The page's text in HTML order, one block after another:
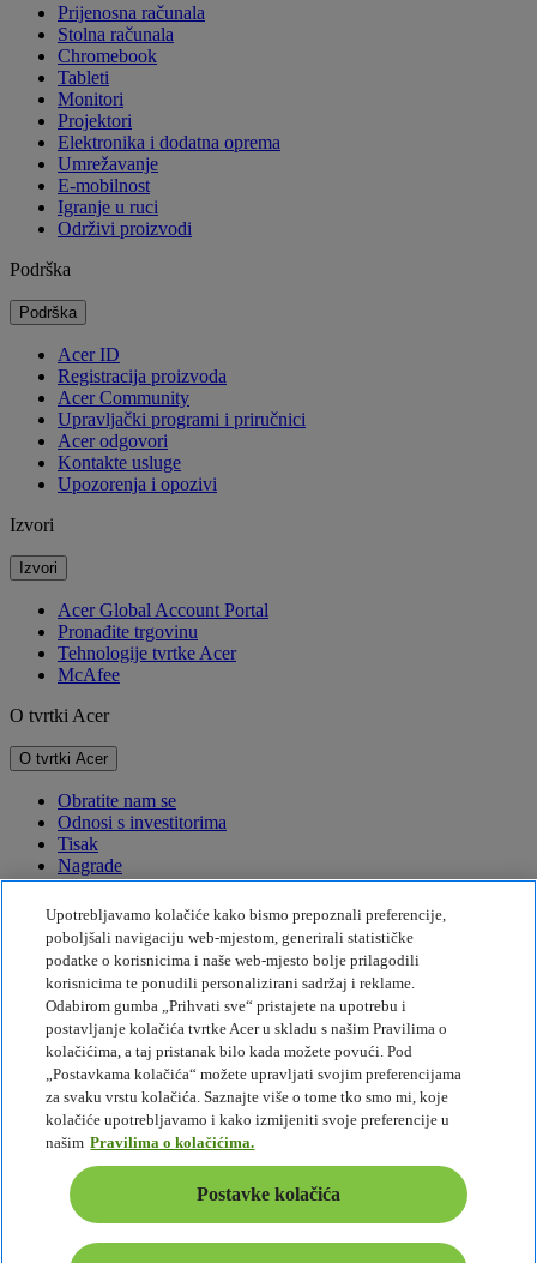
Prijenosna računala
Stolna računala
Chromebook
Tableti
Monitori
Projektori
Elektronika i dodatna oprema
Umrežavanje
E-mobilnost
Igranje u ruci
Održivi proizvodi
Podrška
Podrška
Acer ID
Registracija proizvoda
Acer Community
Upravljački programi i priručnici
Acer odgovori
Kontakte usluge
Upozorenja i opozivi
Izvori
Izvori
Acer Global Account Portal
Pronađite trgovinu
Tehnologije tvrtke Acer
McAfee
O tvrtki Acer
O tvrtki Acer
Obratite nam se
Odnosi s investitorima
Tisak
Nagrade
Događaji
Održivost
Održivost
Društvena odgovornost tvrtke
Emisije štetnih plinova za proizvod
Project Humanity
Earthion
Politika privatnosti
Pravila o kolačićima
Pravne napomene
Dodatne pravne informacije
Pravila pristupačnosti
Postavke kolačića
Hrvatska - Hrvatski
Upotrebljavamo kolačiće kako bismo prepoznali preferencije,
poboljšali navigaciju web-mjestom, generirali statističke
podatke o korisnicima i naše web-mjesto bolje prilagodili
korisnicima te ponudili personalizirani sadržaj i reklame.
Odabirom gumba „Prihvati sve“ pristajete na upotrebu i
postavljanje kolačića tvrtke Acer u skladu s našim Pravilima o
kolačićima, a taj pristanak bilo kada možete povući. Pod
„Postavkama kolačića“ možete upravljati svojim preferencijama
za svaku vrstu kolačića. Saznajte više o tome tko smo mi, koje
kolačiće upotrebljavamo i kako izmijeniti svoje preferencije u
našim Pravilima o kolačićima.
Postavke kolačića